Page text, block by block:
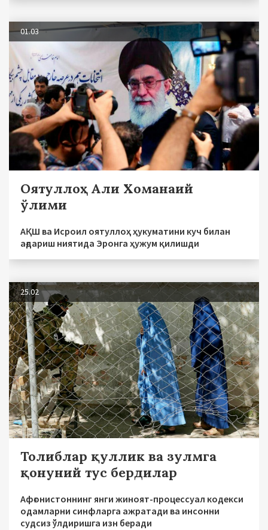
01.03
Оятуллоҳ Али Хоманаий
ўлими
АҚШ ва Исроил оятуллоҳ ҳукуматини куч билан
ағдариш ниятида Эронга ҳужум қилишди
25.02
Толиблар қуллик ва зулмга
қонуний тус бердилар
Афғонистоннинг янги жиноят-процессуал кодекси
одамларни синфларга ажратади ва инсонни
судсиз ўлдиришга изн беради